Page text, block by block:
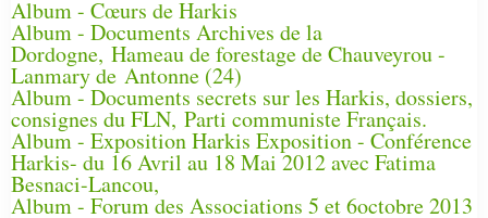
Album - Cœurs de Harkis
Album - Documents Archives de la
Dordogne, Hameau de forestage de Chauveyrou -
Lanmary de Antonne (24)
Album - Documents secrets sur les Harkis, dossiers,
consignes du FLN, Parti communiste Français.
Album - Exposition Harkis Exposition - Conférence
Harkis- du 16 Avril au 18 Mai 2012 avec Fatima
Besnaci-Lancou,
Album - Forum des Associations 5 et 6octobre 2013